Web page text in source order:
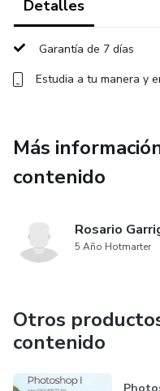
boceto a realidad,
etapa.
✔️ Optimización para
profesionales.
BONUS ESPECIAL –
Incluye un módulo donde
sumar presencia,
Herramientas utilizadas
Detalles
Garantía de 7 días
Estudia a tu manera y
Más
contenido
Rosario
5 Año Hotmarter
Otros
contenido